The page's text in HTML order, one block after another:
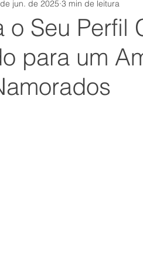
Equipe
covid autoconsciência
o Seu Perfil
para um
jun. de 2025 3 min de leitura